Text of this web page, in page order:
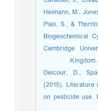
Heimann, M.,
Piao, S., &
Biogeochemical
Cambridge
Delcour, D.,
(2015).
on pesticide